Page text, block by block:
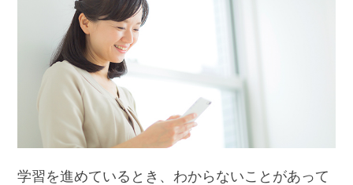
学習を進めているとき、わからないことがあって